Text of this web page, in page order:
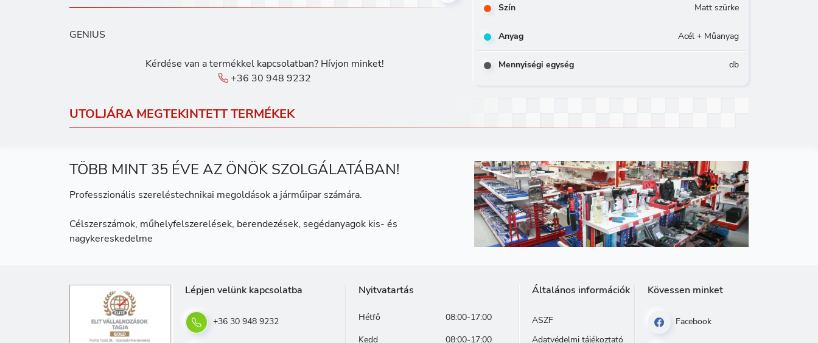
GENIUS
Kérdése van a termékkel kapcsolatban? Hívjon minket!
+36 30 948 9232
Szín Matt szürke
Anyag Acél + Műanyag
Mennyiségi egység db
UTOLJÁRA MEGTEKINTETT TERMÉKEK
TÖBB MINT 35 ÉVE AZ ÖNÖK SZOLGÁLATÁBAN!
Professzionális szereléstechnikai megoldások a járműipar számára.
Célszerszámok, műhelyfelszerelések, berendezések, segédanyagok kis- és
nagykereskedelme
Lépjen velünk kapcsolatba
+36 30 948 9232
Nyitvatartás
Hétfő
08:00-17:00
Kedd
08:00-17:00
Általános információk
ASZF
Adatvédelmi tájékoztató
Kövessen minket
Facebook